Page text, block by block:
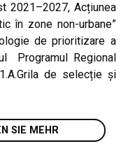
2021–2027, Acțiunea
în zone non-urbane”
de prioritizare a
Programul Regional
de selecție și
SIE MEHR